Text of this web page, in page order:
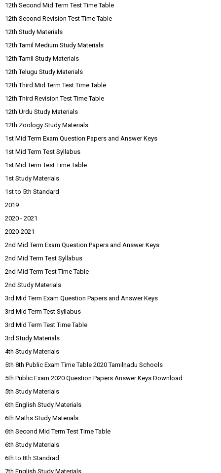
12th Second Mid Term Test Time Table
12th Second Revision Test Time Table
12th Study Materials
12th Tamil Medium Study Materials
12th Tamil Study Materials
12th Telugu Study Materials
12th Third Mid Term Test Time Table
12th Third Revision Test Time Table
12th Urdu Study Materials
12th Zoology Study Materials
1st Mid Term Exam Question Papers and Answer Keys
1st Mid Term Test Syllabus
1st Mid Term Test Time Table
1st Study Materials
1st to 5th Standard
2019
2020 - 2021
2020-2021
2nd Mid Term Exam Question Papers and Answer Keys
2nd Mid Term Test Syllabus
2nd Mid Term Test Time Table
2nd Study Materials
3rd Mid Term Exam Question Papers and Answer Keys
3rd Mid Term Test Syllabus
3rd Mid Term Test Time Table
3rd Study Materials
4th Study Materials
5th 8th Public Exam Time Table 2020 Tamilnadu Schools
5th Public Exam 2020 Question Papers Answer Keys Download
5th Study Materials
6th English Study Materials
6th Maths Study Materials
6th Second Mid Term Test Time Table
6th Study Materials
6th to 8th Standrad
7th English Study Materials